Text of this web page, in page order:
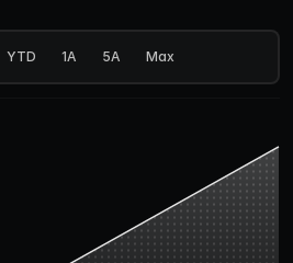
YTD 1A 5A Max